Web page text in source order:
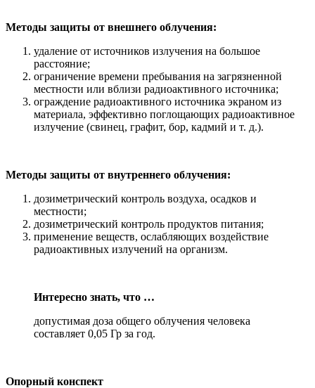
Методы защиты от внешнего облучения:
удаление от источников излучения на большое
расстояние;
ограничение времени пребывания на загрязненной
местности или вблизи радиоактивного источника;
ограждение радиоактивного источника экраном из
материала, эффективно поглощающих радиоактивное
излучение (свинец, графит, бор, кадмий и т. д.).
Методы защиты от внутреннего облучения:
дозиметрический контроль воздуха, осадков и
местности;
дозиметрический контроль продуктов питания;
применение веществ, ослабляющих воздействие
радиоактивных излучений на организм.
Интересно знать, что …
допустимая доза общего облучения человека
составляет 0,05 Гр за год.
Опорный конспект